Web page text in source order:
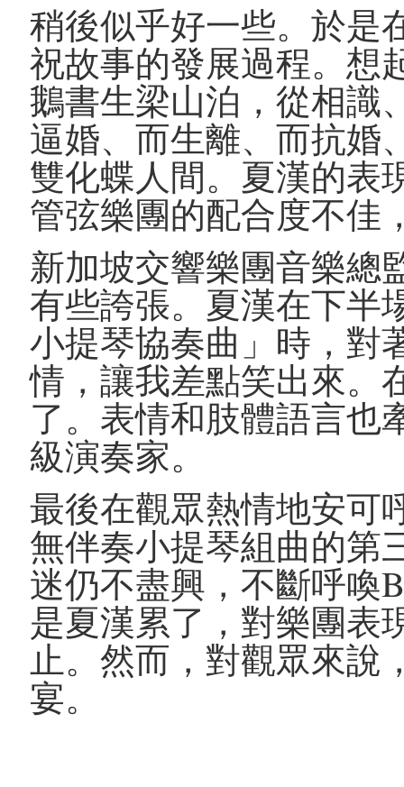
稍後似乎好一些。於是
祝故事的發展過程。想
鵝書生梁山泊，從相識
逼婚、而生離、而抗婚
雙化蝶人間。夏漢的表
管弦樂團的配合度不佳
新加坡交響樂團音樂總
有些誇張。夏漢在下半
小提琴協奏曲」時，對
情，讓我差點笑出來。
了。表情和肢體語言也
級演奏家。
最後在觀眾熱情地安可
無伴奏小提琴組曲的第
迷仍不盡興，不斷呼喚
是夏漢累了，對樂團表
止。然而，對觀眾來說
宴。